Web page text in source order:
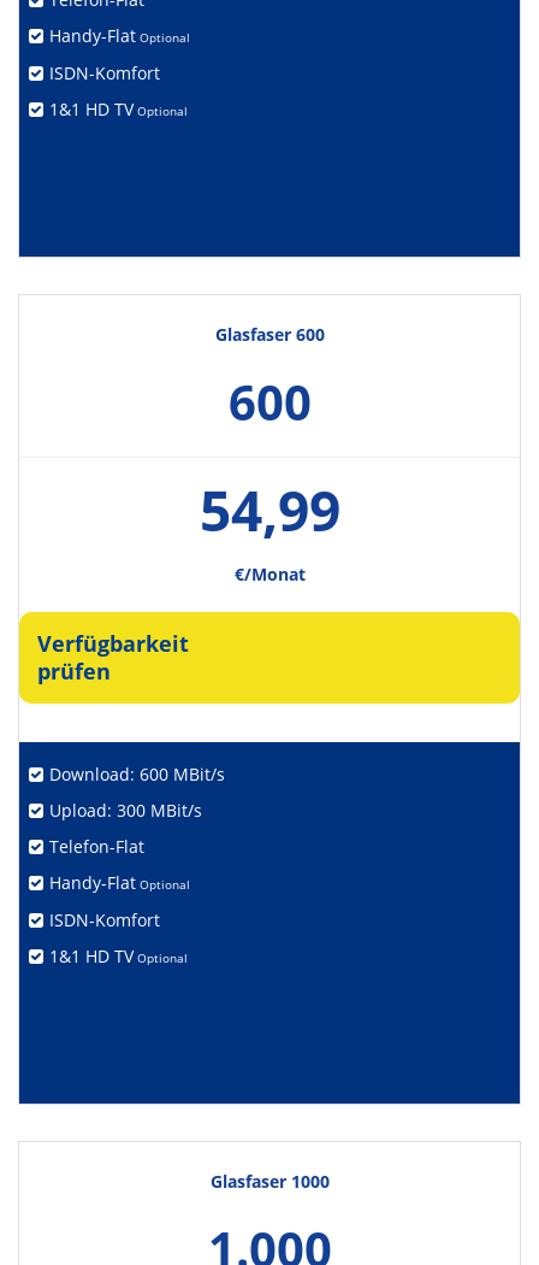
Handy-Flat Optional
ISDN-Komfort
1&1 HD TV Optional
Glasfaser 600
600
54,99
€/Monat
Verfügbarkeit
prüfen
Download: 600 MBit/s
Upload: 300 MBit/s
Telefon-Flat
Handy-Flat Optional
ISDN-Komfort
1&1 HD TV Optional
Glasfaser 1000
1.000